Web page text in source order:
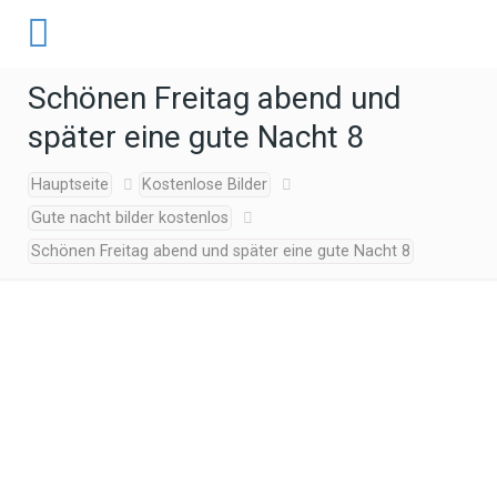
Schönen Freitag abend und
später eine gute Nacht 8
Hauptseite
Kostenlose Bilder
Gute nacht bilder kostenlos
Schönen Freitag abend und später eine gute Nacht 8